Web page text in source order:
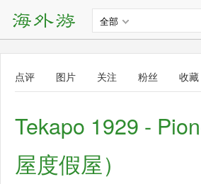
全部
点评 图片 关注 粉丝 收藏
Tekapo 1929 -
屋度假屋）